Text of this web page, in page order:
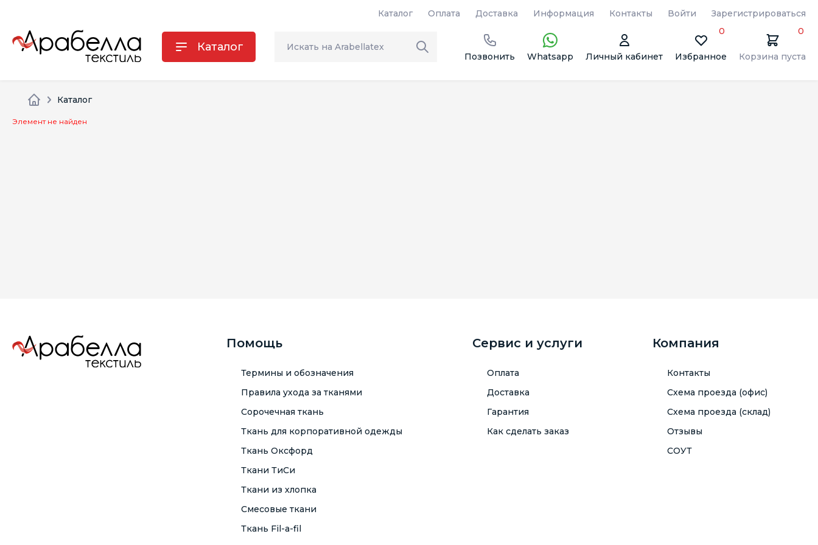
Каталог Оплата Доставка Информация Контакты Войти Зарегистрироваться
Каталог
Позвонить Whatsapp Личный кабинет Избранное
0
Корзина пуста
0
Каталог
Элемент не найден
Помощь
Термины и обозначения
Правила ухода за тканями
Сорочечная ткань
Ткань для корпоративной одежды
Ткань Оксфорд
Ткани ТиСи
Ткани из хлопка
Смесовые ткани
Ткань Fil-a-fil
Сервис и услуги
Оплата
Доставка
Гарантия
Как сделать заказ
Компания
Контакты
Схема проезда (офис)
Схема проезда (склад)
Отзывы
СОУТ